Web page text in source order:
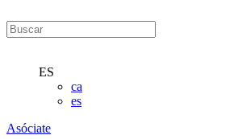
ES
ca
es
Asóciate